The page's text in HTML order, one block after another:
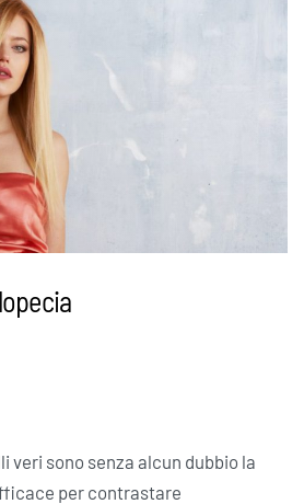
veri sono senza alcun dubbio la
per contrastare